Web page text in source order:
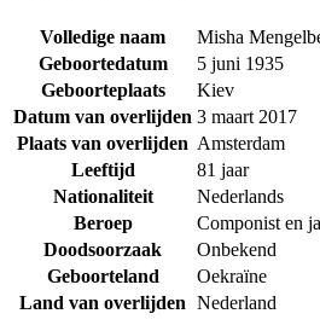
Volledige naam
Misha
Geboortedatum
5 juni 1935
Geboorteplaats
Kiev
Datum van overlijden 3 maart 2017
Plaats van overlijden Amsterdam
Leeftijd
81 jaar
Nationaliteit
Nederlands
Beroep
Componist en
Doodsoorzaak
Onbekend
Geboorteland
Oekraïne
Land van overlijden Nederland